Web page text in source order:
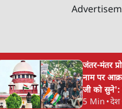
जंतर-मंतर
नाम पर
जी को सुने':
5 Min •देश